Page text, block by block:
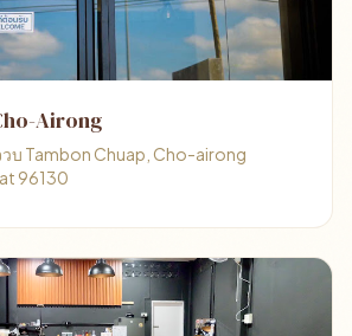
Airong
บ Tambon Chuap, Cho-airong
96130